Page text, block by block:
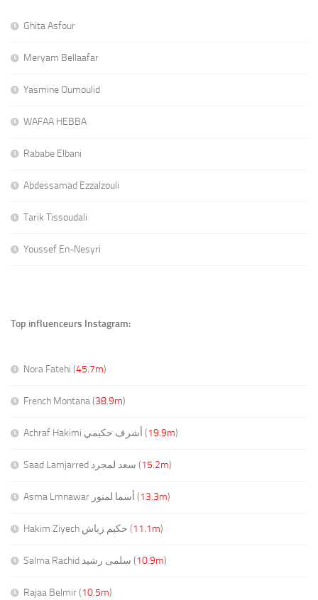
Ghita Asfour
Meryam Bellaafar
Yasmine Oumoulid
WAFAA HEBBA
Rababe Elbani
Abdessamad Ezzalzouli
Tarik Tissoudali
Youssef En-Nesyri
Top influenceurs Instagram:
Nora Fatehi (45.7m)
French Montana (38.9m)
Achraf Hakimi أشرف حكيمي ( 19.9m)
Saad Lamjarred سعد لمجرد ( 15.2m)
Asma Lmnawar أسما لمنور ( 13.3m)
Hakim Ziyech حكيم زياش ( 11.1m)
Salma Rachid سلمى رشيد ( 10.9m)
Rajaa Belmir (10.5m)